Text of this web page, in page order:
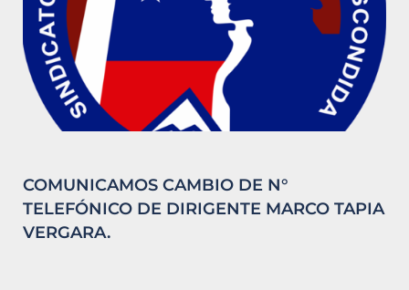
COMUNICAMOS CAMBIO DE N°
TELEFÓNICO DE DIRIGENTE MARCO TAPIA
VERGARA.